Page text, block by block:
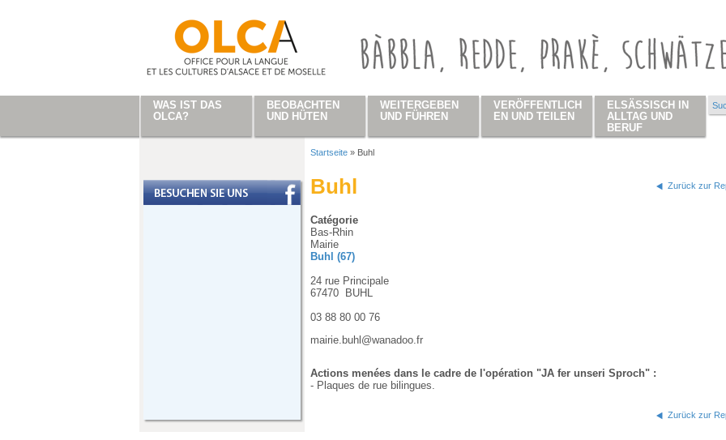
Startseite » Buhl
Zurück zur
Buhl
Catégorie
Bas-Rhin
Mairie
Buhl (67)
24 rue Principale
67470
BUHL
03 88 80 00 76
mairie.buhl@wanadoo.fr
Actions menées dans le cadre de l'opération "JA fer unseri Sproch" :
- Plaques de rue bilingues.
Zurück zur
WAS IST DAS
OLCA?
BEOBACHTEN
UND HÜTEN
WEITERGEBEN
UND FÜHREN
VERÖFFENTLICH
EN UND TEILEN
ELSÄSSISCH IN
ALLTAG UND
BERUF